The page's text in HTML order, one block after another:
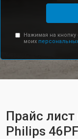
Нажимая на кнопку
моих
Прайс
Philips